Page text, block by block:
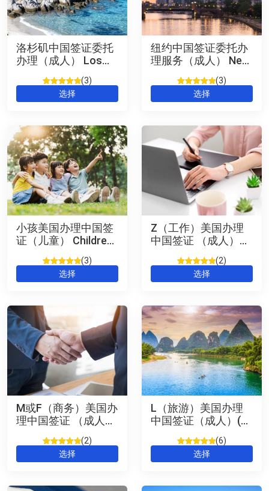
洛杉矶中国签证委托
办理（成人） Los
Visa
评级5/
5，已有
3
位
3
选择
纽约中国签证委托办
理服务（成人） New
评级5/
5，已有
3
位
3
选择
小孩美国办理中国签
证（儿童） Children
评级5/
5，已有
2
位
3
选择
Z（工作）美国办理
中国签证 （成人）
(US)
评级5/
5，已有
2
位
2
选择
M或F（商务）美国办
理中国签证 （成人）
Visa (US)
评级5/
5，已有
2
位
2
选择
L（旅游）美国办理
中国签证（成人）(L)
Visa (US) 可申十年签
评级5/
5，已有
3
位
6
选择